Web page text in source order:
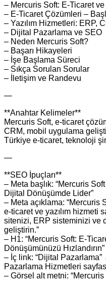
– Mercuris Soft: E‑Ticaret ve
– E‑Ticaret Çözümleri –
– Yazılım Hizmetleri: ERP,
– Dijital Pazarlama ve SEO
– Neden Mercuris Soft?
– Başarı Hikayeleri
– İşe Başlama Süreci
– Sıkça Sorulan Sorular
– İletişim ve Randevu
—
**Anahtar Kelimeler**
Mercuris Soft, e‑ticaret
CRM, mobil uygulama
Türkiye e‑ticaret, teknoloji
—
**SEO İpuçları**
– Meta başlık: “Mercuris
Dijital Dönüşümde Lider”
– Meta açıklama: “Mercuris
e‑ticaret ve yazılım hizmeti
sitenizi, ERP sisteminizi ve
geliştirin.”
– H1: “Mercuris Soft:
Dönüşümünüzü Hızlandırın”
– İç link: “Dijital
Pazarlama Hizmetleri
– Görsel alt metni: